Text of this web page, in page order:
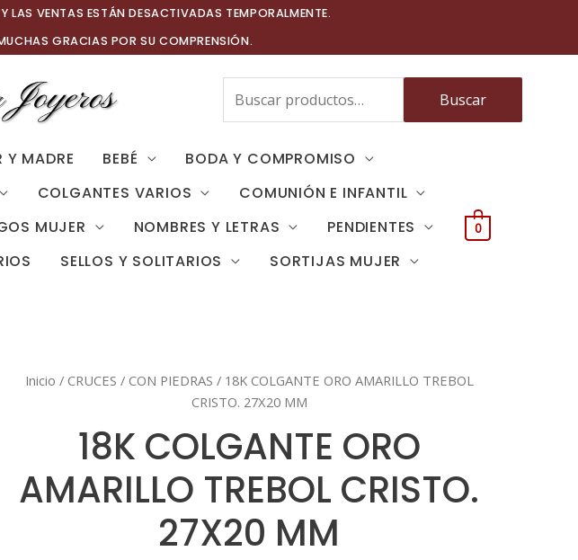
LAS VENTAS ESTÁN DESACTIVADAS TEMPORALMENTE.
GRACIAS POR SU COMPRENSIÓN.
Buscar
por:
Buscar
Y MADRE BEBÉ
BODA Y COMPROMISO
COLGANTES VARIOS
COMUNIÓN E INFANTIL
MUJER NOMBRES Y LETRAS
PENDIENTES
SELLOS Y SOLITARIOS
SORTIJAS MUJER
0
Inicio / CRUCES / CON PIEDRAS / 18K COLGANTE ORO AMARILLO TREBOL
CRISTO. 27X20 MM
18K COLGANTE ORO
AMARILLO TREBOL CRISTO.
27X20 MM